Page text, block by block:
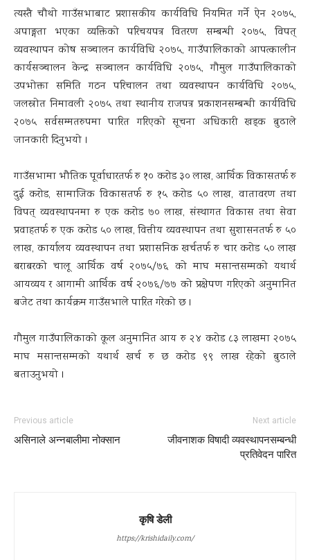
त्यस्तै चौथो गाउँसभाबाट प्रशासकीय कार्यविधि नियमित गर्ने ऐन २०७५,
अपाङ्गता भएका व्यक्तिको परिचयपत्र वितरण सम्बन्धी २०७५, विपत्
व्यवस्थापन कोष सञ्चालन कार्यविधि २०७५, गाउँपालिकाको आपत्कालीन
कार्यसञ्चालन केन्द्र सञ्चालन कार्यविधि २०७५, गौमुल गाउँपालिकाको
उपभोक्ता समिति गठन परिचालन तथा व्यवस्थापन कार्यविधि २०७५,
जलस्रोत निमावली २०७५ तथा स्थानीय राजपत्र प्रकाशनसम्बन्धी कार्यविधि
२०७५ सर्वसम्मतरुपमा पारित गरिएको सूचना अधिकारी खड्क बुढाले
जानकारी दिनुभयो ।
गाउँसभामा भौतिक पूर्वाधारतर्फ रु १० करोड ३० लाख, आर्थिक विकासतर्फ रु
दुई करोड, सामाजिक विकासतर्फ रु १५ करोड ५० लाख, वातावरण तथा
विपत् व्यवस्थापनमा रु एक करोड ७० लाख, संस्थागत विकास तथा सेवा
प्रवाहतर्फ रु एक करोड ५० लाख, वित्तीय व्यवस्थापन तथा सुशासनतर्फ रु ५०
लाख, कार्यालय व्यवस्थापन तथा प्रशासनिक खर्चतर्फ रु चार करोड ५० लाख
बराबरको चालू आर्थिक वर्ष २०७५/७६ को माघ मसान्तसम्मको यथार्थ
आयव्यय र आगामी आर्थिक वर्ष २०७६/७७ को प्रक्षेपण गरिएको अनुमानित
बजेट तथा कार्यक्रम गाउँसभाले पारित गरेको छ ।
गौमुल गाउँपालिकाको कूल अनुमानित आय रु २४ करोड ८३ लाखमा २०७५
माघ मसान्तसम्मको यथार्थ खर्च रु छ करोड ९९ लाख रहेको बुढाले
बताउनुभयो ।
Previous article
असिनाले अन्नबालीमा नोक्सान
Next article
जीवनाशक विषादी व्यवस्थापनसम्बन्धी
प्रतिवेदन पारित
कृषि डेली
https://krishidaily.com/